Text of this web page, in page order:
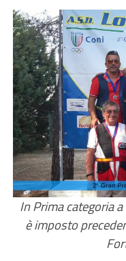
In Prima categoria
è imposto